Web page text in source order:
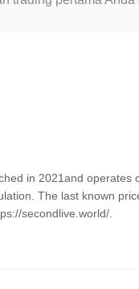
in 2021and
The last known
secondlive.world/.